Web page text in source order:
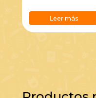
Leer más